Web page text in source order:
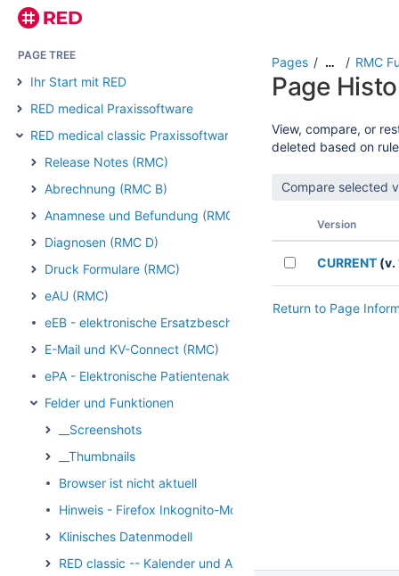
PAGE TREE
Ihr Start mit RED
RED medical Praxissoftware
RED medical classic Praxissoftware
Release Notes (RMC)
Abrechnung (RMC B)
Anamnese und Befundung (RMC)
Diagnosen (RMC D)
Druck Formulare (RMC)
eAU (RMC)
eEB - elektronische Ersatzbescheinigung (RMC)
E-Mail und KV-Connect (RMC)
ePA - Elektronische Patientenakte (RMC)
Felder und Funktionen
__Screenshots
__Thumbnails
Browser ist nicht aktuell
Hinweis - Firefox Inkognito-Modus
Klinisches Datenmodell
RED classic -- Kalender und Aufgaben
Pages … RMC
Page
View, compare, or
deleted based on
Version
CURRENT (v.
Return to Page